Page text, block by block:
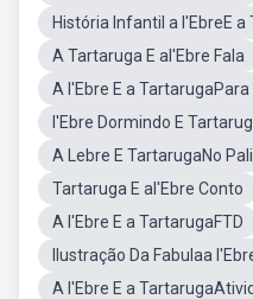
História Infantil a l'EbreE a
A Tartaruga E al'Ebre Fala
A l'Ebre E a
l'Ebre Dormindo E
A Lebre E TartarugaNo
Tartaruga E al'Ebre Conto
A l'Ebre E a TartarugaFTD
Ilustração Da Fabulaa
A l'Ebre E a